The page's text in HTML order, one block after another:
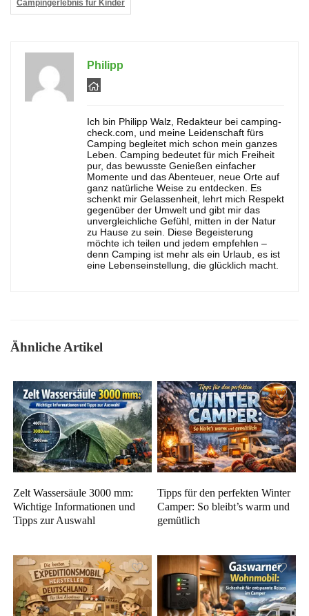
Campingerlebnis für Kinder
Philipp
Ich bin Philipp Walz, Redakteur bei camping-
check.com, und meine Leidenschaft fürs
Camping begleitet mich schon mein ganzes
Leben. Camping bedeutet für mich Freiheit
pur, das bewusste Genießen einfacher
Momente und das Abenteuer, neue Orte auf
ganz natürliche Weise zu entdecken. Es
schenkt mir Gelassenheit, lehrt mich Respekt
gegenüber der Umwelt und gibt mir das
unvergleichliche Gefühl, mitten in der Natur
zu Hause zu sein. Diese Begeisterung
möchte ich teilen und jedem empfehlen –
denn Camping ist mehr als ein Urlaub, es ist
eine Lebenseinstellung, die glücklich macht.
Ähnliche Artikel
Zelt Wassersäule 3000 mm:
Wichtige Informationen und
Tipps zur Auswahl
Tipps für den perfekten Winter
Camper: So bleibt’s warm und
gemütlich